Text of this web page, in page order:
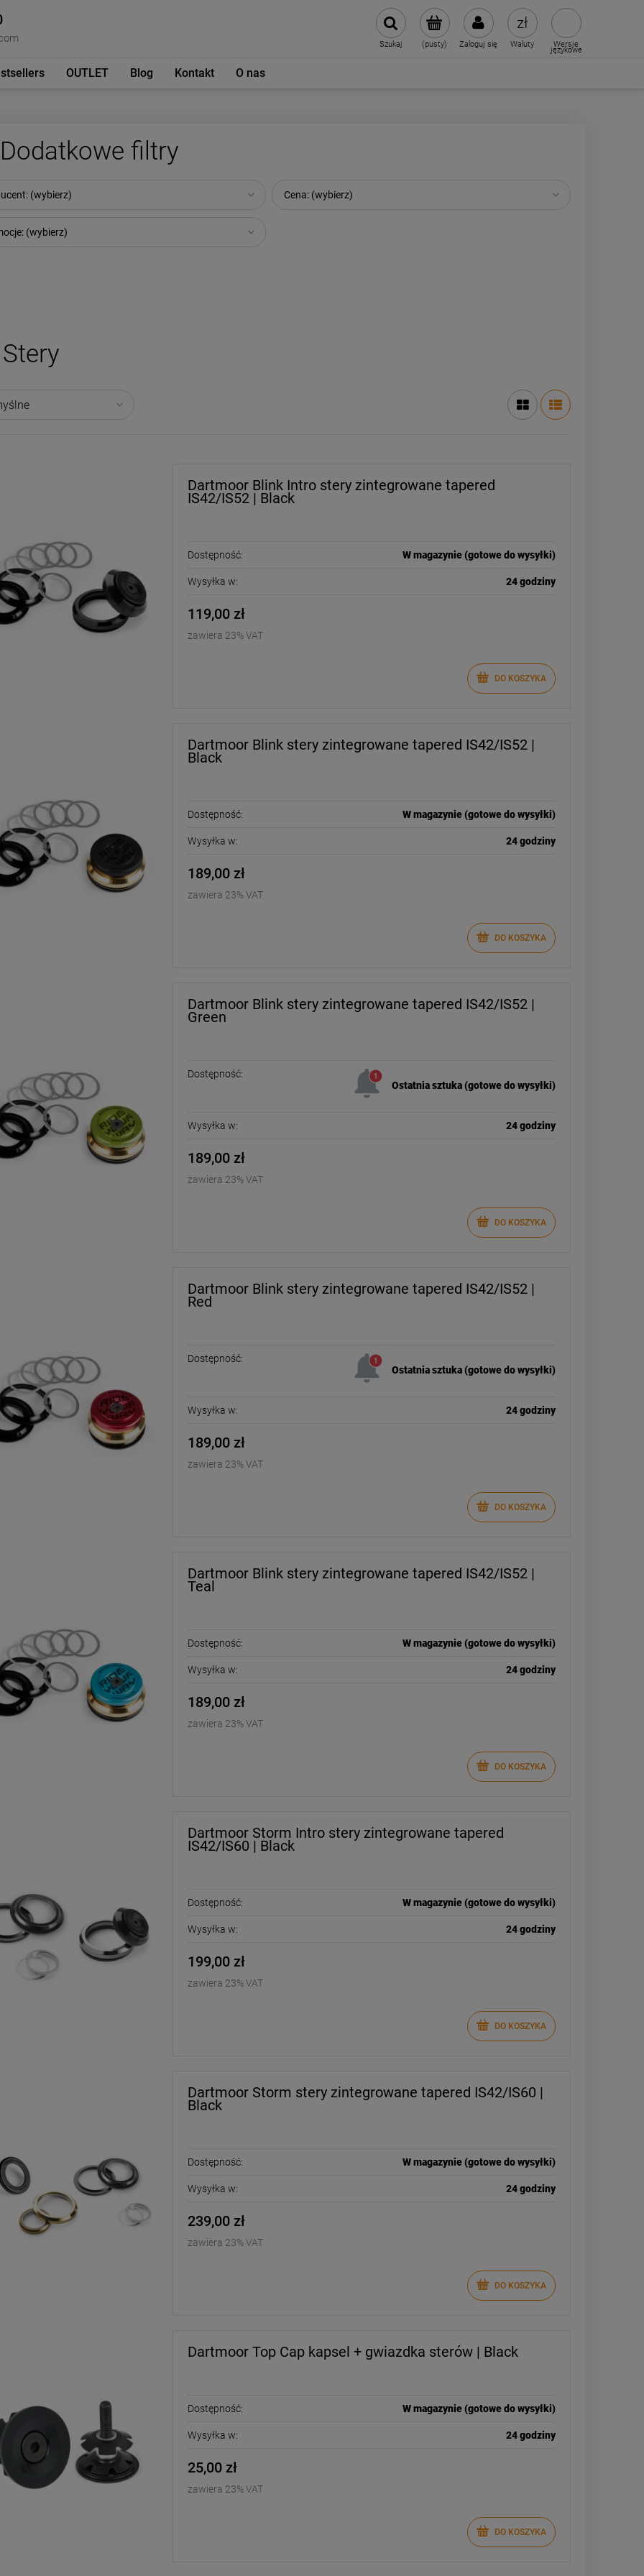
(pusty) Zaloguj się
Szukaj Waluty Wersje
językowe
OUTLET Blog Kontakt O nas
20%
339,00 zł
Dodatkowe filtry
(wybierz) Cena: (wybierz)
(wybierz)
Stery
Dartmoor Blink Intro stery zintegrowane tapered
IS42/IS52 | Black
Dostępność: W magazynie (gotowe do wysyłki)
Wysyłka w: 24 godziny
119,00 zł
zawiera 23% VAT
DO KOSZYKA
Dartmoor Blink stery zintegrowane tapered IS42/IS52 |
Black
Dostępność: W magazynie (gotowe do wysyłki)
Wysyłka w: 24 godziny
189,00 zł
zawiera 23% VAT
DO KOSZYKA
Dartmoor Blink stery zintegrowane tapered IS42/IS52 |
Green
Dostępność:
Ostatnia sztuka (gotowe do wysyłki)
Wysyłka w: 24 godziny
189,00 zł
zawiera 23% VAT
DO KOSZYKA
Dartmoor Blink stery zintegrowane tapered IS42/IS52 |
Red
Dostępność:
Ostatnia sztuka (gotowe do wysyłki)
Wysyłka w: 24 godziny
189,00 zł
zawiera 23% VAT
DO KOSZYKA
Dartmoor Blink stery zintegrowane tapered IS42/IS52 |
Teal
Dostępność: W magazynie (gotowe do wysyłki)
Wysyłka w: 24 godziny
189,00 zł
zawiera 23% VAT
DO KOSZYKA
Dartmoor Storm Intro stery zintegrowane tapered
IS42/IS60 | Black
Dostępność: W magazynie (gotowe do wysyłki)
Wysyłka w: 24 godziny
199,00 zł
zawiera 23% VAT
DO KOSZYKA
Dartmoor Storm stery zintegrowane tapered IS42/IS60 |
Black
Dostępność: W magazynie (gotowe do wysyłki)
Wysyłka w: 24 godziny
239,00 zł
zawiera 23% VAT
DO KOSZYKA
Dartmoor Top Cap kapsel + gwiazdka sterów | Black
Dostępność: W magazynie (gotowe do wysyłki)
Wysyłka w: 24 godziny
25,00 zł
zawiera 23% VAT
DO KOSZYKA